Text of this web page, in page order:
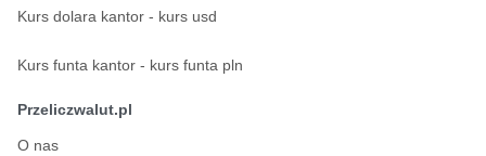
Kurs dolara kantor - kurs usd
Kurs funta kantor - kurs funta pln
Przeliczwalut.pl
O nas